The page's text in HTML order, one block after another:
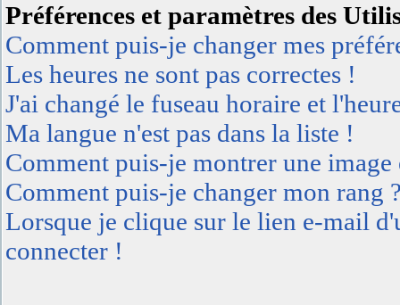
Préférences et paramètres des
Comment puis-je changer mes
Les heures ne sont pas correctes !
J'ai changé le fuseau horaire et
Ma langue n'est pas dans la liste !
Comment puis-je montrer une
Comment puis-je changer mon rang
Lorsque je clique sur le lien e-mail
connecter !